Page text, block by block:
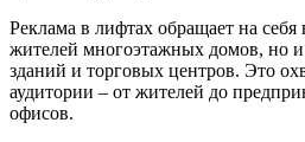
Реклама в лифтах обращает на
жителей многоэтажных домов, но
зданий и торговых центров. Это
аудитории – от жителей до
офисов.